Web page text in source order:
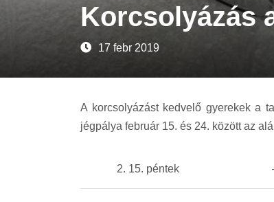
Korcsolyázás
17 febr 2019
A korcsolyázást kedvelő gyerekek a
jégpálya február 15. és 24. között az
2. 15. péntek